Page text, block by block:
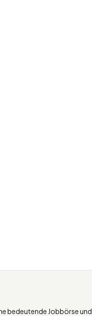
bedeutende Jobbörse und